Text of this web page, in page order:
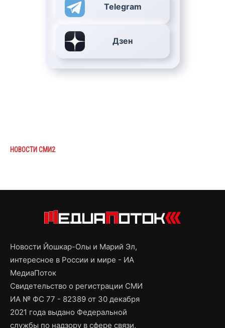
Telegram
Дзен
НОВОСТИ СМИ2
Новости Йошкар-Олы и Марий Эл,
интересное в России и мире - ИА
МедиаПоток
Свидетельство о регистрации СМИ
ИА № ФС 77 - 82389 от 30 декабря
2021 года выдано Федеральной
службы по надзору в сфере связи,